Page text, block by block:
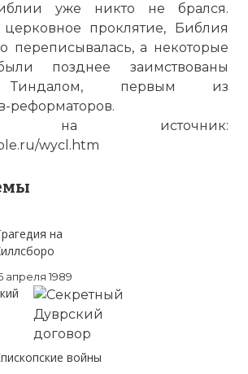
уже никто не брался.
проклятие, Библия
переписывалась, а некоторые
позднее заимствованы
Тиндалом, первым из
реформаторов.
на источник:
wycl.htm
на
апреля 1989
войны